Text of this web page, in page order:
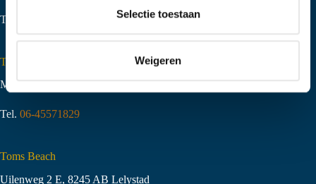
i
Selectie toestaan
Weigeren
Tel.
Toms Creek Appeltern
Molenstraat 10,6629 KJ Appeltern
Tel. 06-45571829
Toms Beach
Uilenweg 2 E, 8245 AB Lelystad